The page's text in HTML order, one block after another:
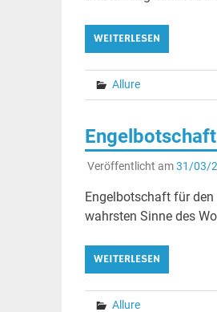
WEITERLESEN
Allure
Veröffentlicht am31/03/
Engelbotschaft für den
wahrsten Sinne des
WEITERLESEN
Allure